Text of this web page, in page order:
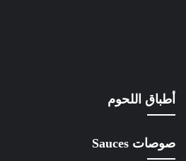
أطباق اللحوم
صوصات Sauces